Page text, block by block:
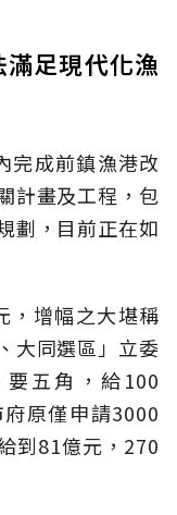
足現代化漁
完成前鎮漁港改
計畫及工程，包
劃，目前正在如
，增幅之大堪稱
大同選區」立委
五角，給100
原僅申請3000
到81億元，270